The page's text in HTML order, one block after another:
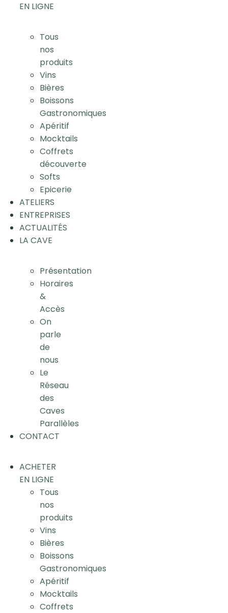
EN LIGNE
Tous
nos
produits
Vins
Bières
Boissons
Gastronomiques
Apéritif
Mocktails
Coffrets
découverte
Softs
Epicerie
ATELIERS
ENTREPRISES
ACTUALITÉS
LA CAVE
Présentation
Horaires
&
Accès
On
parle
de
nous
Le
Réseau
des
Caves
Parallèles
CONTACT
ACHETER
EN LIGNE
Tous
nos
produits
Vins
Bières
Boissons
Gastronomiques
Apéritif
Mocktails
Coffrets